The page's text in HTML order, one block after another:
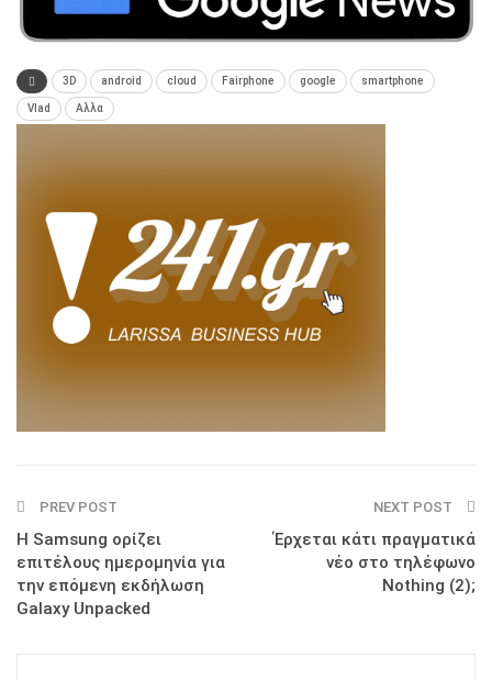
3D android cloud Fairphone google smartphone
Vlad Αλλα
PREV POST
Η Samsung ορίζει
επιτέλους ημερομηνία για
την επόμενη εκδήλωση
Galaxy Unpacked
NEXT POST
Έρχεται κάτι πραγματικά
νέο στο τηλέφωνο
Nothing (2);